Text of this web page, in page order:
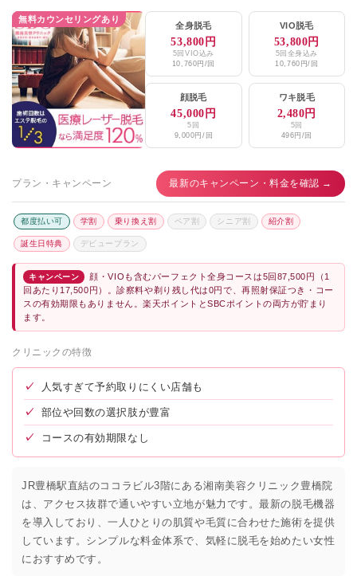
無料カウンセリングあり
全身脱毛
53,800円
5回VIO込み
10,760円/回
VIO脱毛
53,800円
5回全身込み
10,760円/回
顔脱毛
45,000円
5回
9,000円/回
ワキ脱毛
2,480円
5回
496円/回
プラン・キャンペーン 最新のキャンペーン・料金を確認 →
都度払い可 学割 乗り換え割 ペア割 シニア割 紹介割
誕生日特典 デビュープラン
キャンペーン
顔・VIOも含むパーフェクト全身コースは5回87,500円（1
回あたり17,500円）。診察料や剃り残し代は0円で、再照射保証つき・コー
スの有効期限もありません。楽天ポイントとSBCポイントの両方が貯まり
ます。
クリニックの特徴
✓ 人気すぎて予約取りにくい店舗も
✓ 部位や回数の選択肢が豊富
✓ コースの有効期限なし
JR豊橋駅直結のココラビル3階にある湘南美容クリニック豊橋院
は、アクセス抜群で通いやすい立地が魅力です。最新の脱毛機器
を導入しており、一人ひとりの肌質や毛質に合わせた施術を提供
しています。シンプルな料金体系で、気軽に脱毛を始めたい女性
におすすめです。